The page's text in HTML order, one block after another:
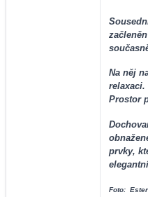
Na něj
Prostor
prvky,
Foto: